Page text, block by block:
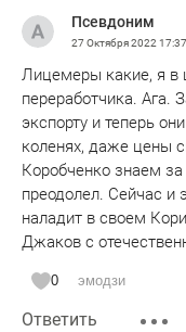
химия. А это
Там нужны уже
через китайцев чего-
Здесь тоже на 99%
науке. Все эти
в поставках из
угодно ругать, но без
в самые темные
многих других
настоящему и не
Впереди еще
вторичных санкций
Псевдоним
27 Октября 2022 17:37
Лицемеры какие, я в
переработчика. Ага.
экспорту и теперь
коленях, даже цены
Коробченко знаем за
преодолел. Сейчас и
наладит в своем
Джаков с
0 эмодзи
Ответить